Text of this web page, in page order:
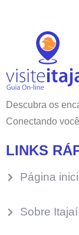
Descubra os
Conectando
LINKS
Página
Sobre Itajaí